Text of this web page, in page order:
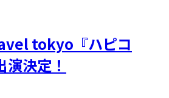
tokyo『ハピコ
決定！